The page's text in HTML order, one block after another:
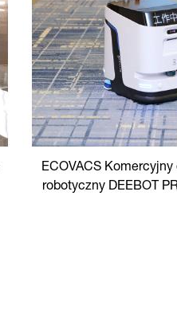
ECOVACS
robotyczny DEEBOT